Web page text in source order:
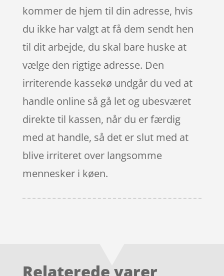
kommer de hjem til din adresse, hvis
du ikke har valgt at få dem sendt hen
til dit arbejde, du skal bare huske at
vælge den rigtige adresse. Den
irriterende kassekø undgår du ved at
handle online så gå let og ubesværet
direkte til kassen, når du er færdig
med at handle, så det er slut med at
blive irriteret over langsomme
mennesker i køen.
Relaterede varer